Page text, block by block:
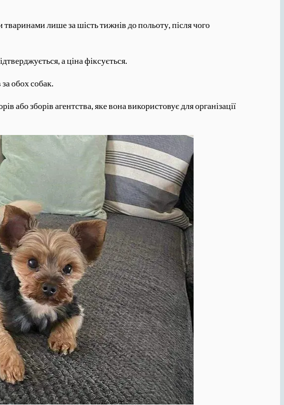
лише за шість тижнів до польоту, після чого
а ціна фіксується.
обох собак.
або зборів агентства, яке вона використовує для організації